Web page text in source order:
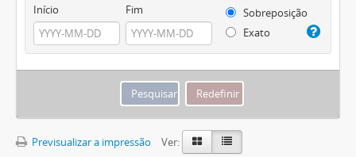
Início Fim
Sobreposição
Exato
Previsualizar a impressão
Ver: